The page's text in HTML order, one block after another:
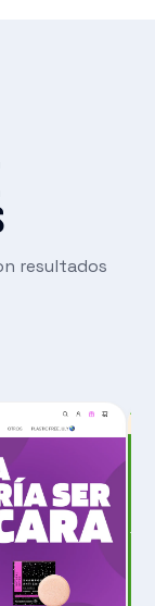
resultados